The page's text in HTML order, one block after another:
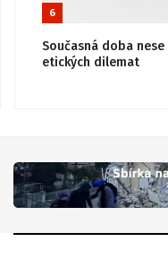
6
Současná doba
etických dilemat